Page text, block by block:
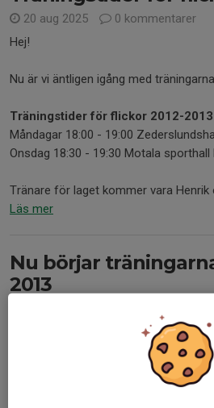
20 aug 2025
0 kommentarer
Hej!
Nu är vi äntligen igång med
Träningstider för flickor 2012-2013
Måndagar 18:00 - 19:00
Onsdag 18:30 - 19:30 Motala sporthall
Tränare för laget kommer vara Henrik
Läs mer
Nu börjar
2013
Hoppas alla har haft en fin sommar.